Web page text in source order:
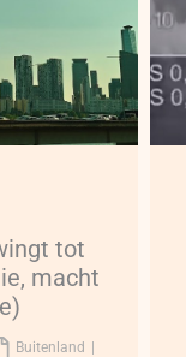
tot
macht
Buitenland